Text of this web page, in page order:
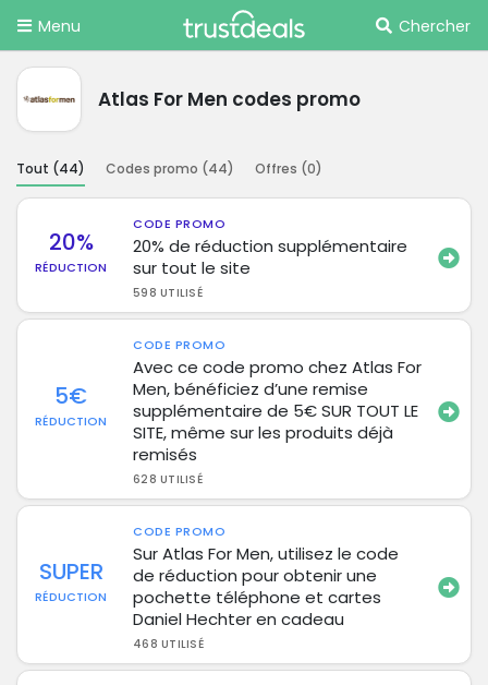
Menu Chercher
Atlas For Men codes promo
Tout (44) Codes promo (44) Offres (0)
20%
RÉDUCTION
CODE PROMO
20% de réduction supplémentaire
sur tout le site
598 UTILISÉ
5€
RÉDUCTION
CODE PROMO
Avec ce code promo chez Atlas For
Men, bénéficiez d’une remise
supplémentaire de 5€ SUR TOUT LE
SITE, même sur les produits déjà
remisés
628 UTILISÉ
SUPER
RÉDUCTION
CODE PROMO
Sur Atlas For Men, utilisez le code
de réduction pour obtenir une
pochette téléphone et cartes
Daniel Hechter en cadeau
468 UTILISÉ